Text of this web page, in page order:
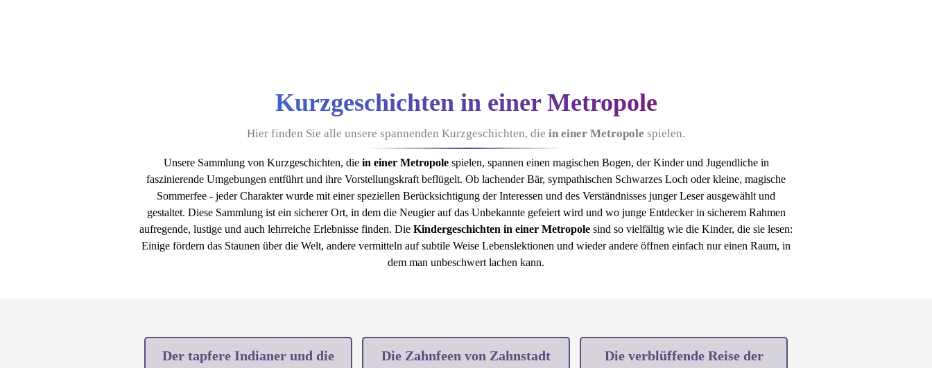
Kurzgeschichten in einer Metropole
Hier finden Sie alle unsere spannenden Kurzgeschichten, die in einer Metropole spielen.
Unsere Sammlung von Kurzgeschichten, die in einer Metropolespielen, spannen einen magischen Bogen, der Kinder und Jugendliche in
faszinierende Umgebungen entführt und ihre Vorstellungskraft beflügelt. Ob lachender Bär, sympathischen Schwarzes Loch oder kleine, magische
Sommerfee - jeder Charakter wurde mit einer speziellen Berücksichtigung der Interessen und des Verständnisses junger Leser ausgewählt und
gestaltet. Diese Sammlung ist ein sicherer Ort, in dem die Neugier auf das Unbekannte gefeiert wird und wo junge Entdecker in sicherem Rahmen
aufregende, lustige und auch lehrreiche Erlebnisse finden. Die Kindergeschichten in einer Metropole sind so vielfältig wie die Kinder, die sie lesen:
Einige fördern das Staunen über die Welt, andere vermitteln auf subtile Weise Lebenslektionen und wieder andere öffnen einfach nur einen Raum, in
dem man unbeschwert lachen kann.
Der tapfere Indianer und die
Die Zahnfeen von Zahnstadt
Die verblüffende Reise der